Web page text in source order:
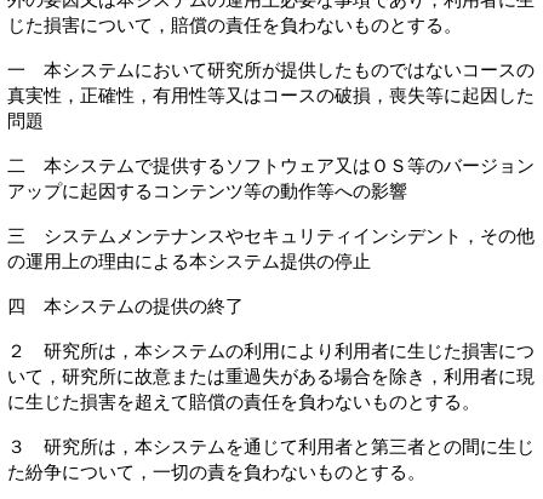
じた損害について，賠償の責任を負わないものとする。
一 本システムにおいて研究所が提供したものではないコースの
真実性，正確性，有用性等又はコースの破損，喪失等に起因した
問題
二 本システムで提供するソフトウェア又はＯＳ等のバージョン
アップに起因するコンテンツ等の動作等への影響
三 システムメンテナンスやセキュリティインシデント，その他
の運用上の理由による本システム提供の停止
四 本システムの提供の終了
２ 研究所は，本システムの利用により利用者に生じた損害につ
いて，研究所に故意または重過失がある場合を除き，利用者に現
に生じた損害を超えて賠償の責任を負わないものとする。
３ 研究所は，本システムを通じて利用者と第三者との間に生じ
た紛争について，一切の責を負わないものとする。